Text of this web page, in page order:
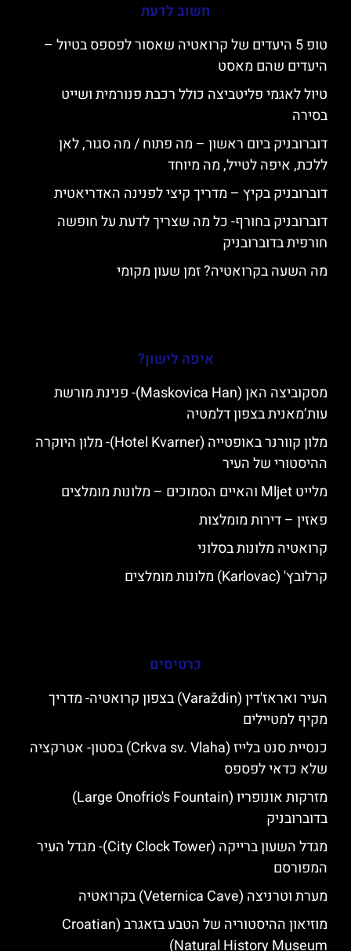
חשוב לדעת
טופ 5 היעדים של קרואטיה שאסור לפספס בטיול –
היעדים שהם מאסט
טיול לאגמי פליטביצה כולל רכבת פנורמית ושייט
בסירה
דוברובניק ביום ראשון – מה פתוח / מה סגור, לאן
ללכת, איפה לטייל, מה מיוחד
דוברובניק בקיץ – מדריך קיצי לפנינה האדריאטית
דוברובניק בחורף- כל מה שצריך לדעת על חופשה
חורפית בדוברובניק
מה השעה בקרואטיה? זמן שעון מקומי
איפה לישון?
מסקוביצה האן (Maskovica Han)- פנינת מורשת
עות’מאנית בצפון דלמטיה
מלון קוורנר באופטייה (Hotel Kvarner)- מלון היוקרה
ההיסטורי של העיר
מלייט Mljet והאיים הסמוכים – מלונות מומלצים
פאזין – דירות מומלצות
קרואטיה מלונות בסלוני
קרלובץ' (Karlovac) מלונות מומלצים
כרטיסים
העיר ואראז'דין (Varaždin) בצפון קרואטיה- מדריך
מקיף למטיילים
כנסיית סנט בלייז (Crkva sv. Vlaha) בסטון- אטרקציה
שלא כדאי לפספס
מזרקות אונופריו (Large Onofrio's Fountain)
בדוברובניק
מגדל השעון ברייקה (City Clock Tower)- מגדל העיר
המפורסם
מערת וטרניצה (Veternica Cave) בקרואטיה
מוזיאון ההיסטוריה של הטבע בזאגרב (Croatian
Natural History Museum)